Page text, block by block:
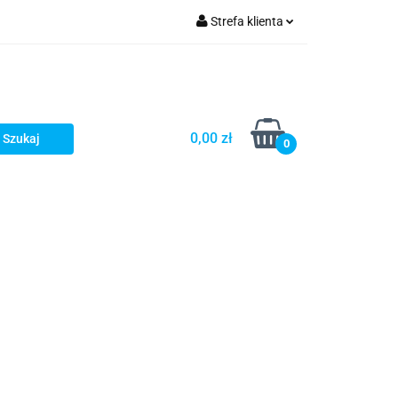
Strefa klienta
Dodaj zgłoszenie
0,00 zł 0